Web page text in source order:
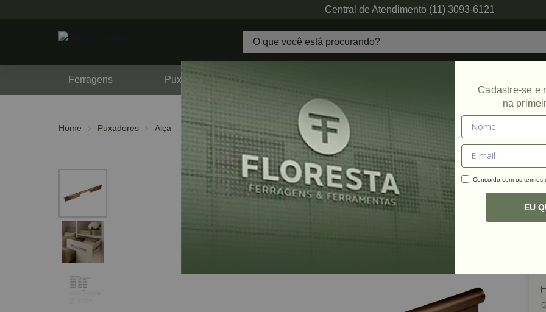
Central de Atendimento (11) 3093-6121
Ferragens Puxadores
Home Puxadores Alça
Cadastre-se e
na
Concordo com os termos
EU